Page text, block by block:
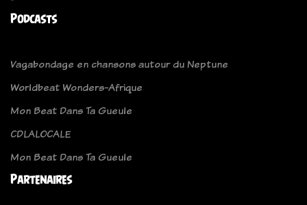
Podcasts
Vagabondage en chansons autour du Neptune
Worldbeat Wonders-Afrique
Mon Beat Dans Ta Gueule
CDLALOCALE
Mon Beat Dans Ta Gueule
Partenaires